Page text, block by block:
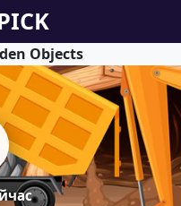
Objects